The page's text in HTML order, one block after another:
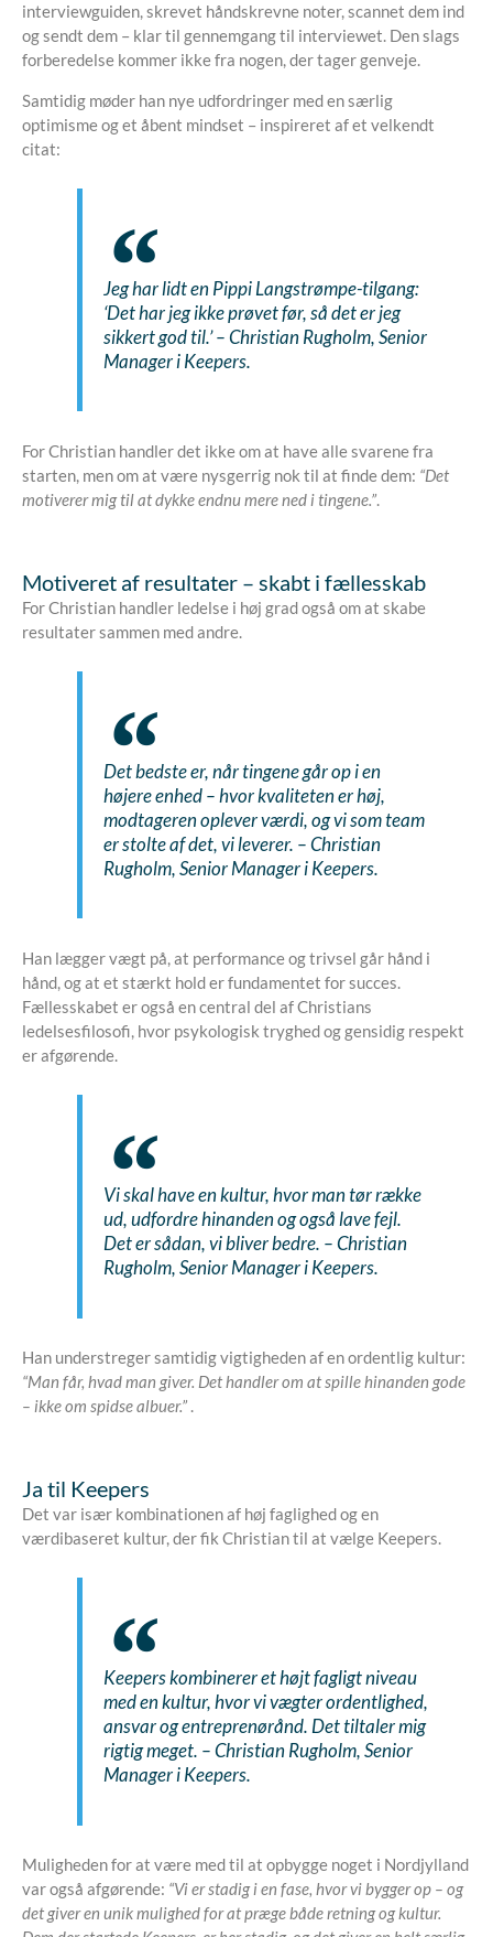
interviewguiden, skrevet håndskrevne noter, scannet dem ind
og sendt dem – klar til gennemgang til interviewet. Den slags
forberedelse kommer ikke fra nogen, der tager genveje.
Samtidig møder han nye udfordringer med en særlig
optimisme og et åbent mindset – inspireret af et velkendt
citat:
Jeg har lidt en Pippi Langstrømpe-tilgang:
‘Det har jeg ikke prøvet før, så det er jeg
sikkert god til.’– Christian Rugholm, Senior
Manager i Keepers.
For Christian handler det ikke om at have alle svarene fra
starten, men om at være nysgerrig nok til at finde dem: “Det
motiverer mig til at dykke endnu mere ned i tingene.”.
Motiveret af resultater – skabt i fællesskab
For Christian handler ledelse i høj grad også om at skabe
resultater sammen med andre.
Det bedste er, når tingene går op i en
højere enhed – hvor kvaliteten er høj,
modtageren oplever værdi, og vi som team
er stolte af det, vi leverer. – Christian
Rugholm, Senior Manager i Keepers.
Han lægger vægt på, at performance og trivsel går hånd i
hånd, og at et stærkt hold er fundamentet for succes.
Fællesskabet er også en central del af Christians
ledelsesfilosofi, hvor psykologisk tryghed og gensidig respekt
er afgørende.
Vi skal have en kultur, hvor man tør række
ud, udfordre hinanden og også lave fejl.
Det er sådan, vi bliver bedre. – Christian
Rugholm, Senior Manager i Keepers.
Han understreger samtidig vigtigheden af en ordentlig kultur:
“Man får, hvad man giver. Det handler om at spille hinanden gode
– ikke om spidse albuer.” .
Ja til Keepers
Det var især kombinationen af høj faglighed og en
værdibaseret kultur, der fik Christian til at vælge Keepers.
Keepers kombinerer et højt fagligt niveau
med en kultur, hvor vi vægter ordentlighed,
ansvar og entreprenørånd. Det tiltaler mig
rigtig meget. – Christian Rugholm, Senior
Manager i Keepers.
Muligheden for at være med til at opbygge noget i Nordjylland
var også afgørende: “Vi er stadig i en fase, hvor vi bygger op – og
det giver en unik mulighed for at præge både retning og kultur.